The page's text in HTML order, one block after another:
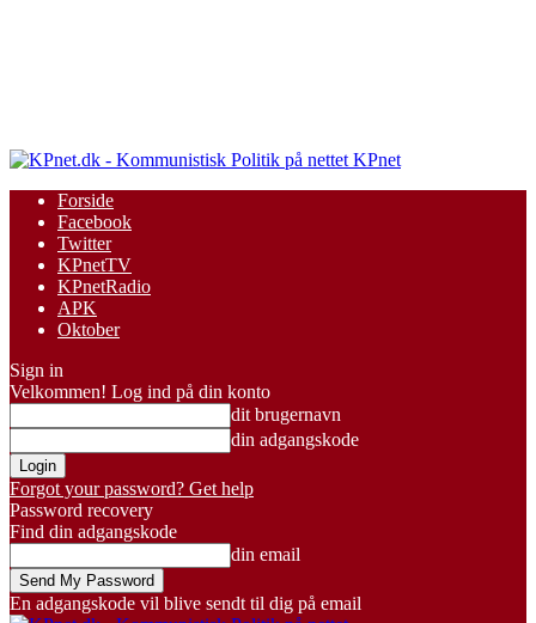
KPnet
Forside
Facebook
Twitter
KPnetTV
KPnetRadio
APK
Oktober
Sign in
Velkommen! Log ind på din konto
dit brugernavn
din adgangskode
Forgot your password? Get help
Password recovery
Find din adgangskode
din email
En adgangskode vil blive sendt til dig på email